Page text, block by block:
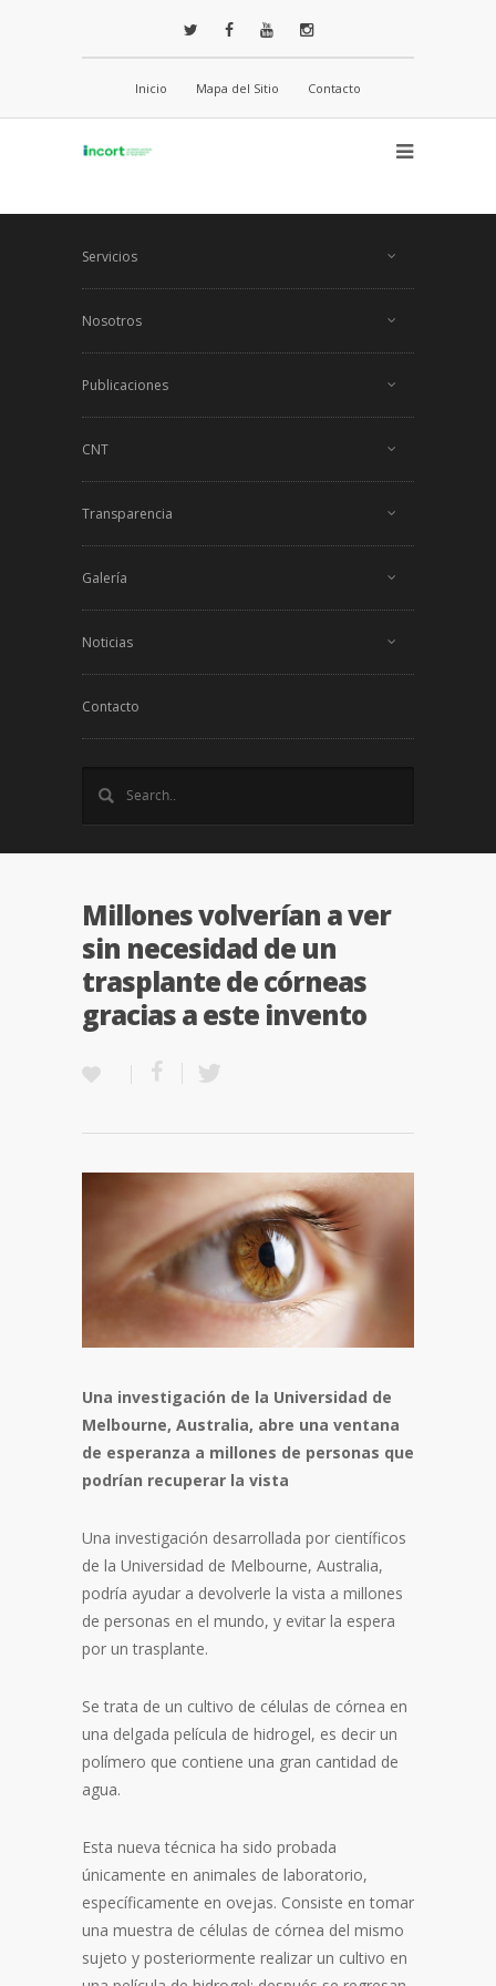
Inicio Mapa del Sitio Contacto
Servicios
Nosotros
Publicaciones
CNT
Transparencia
Galería
Noticias
Contacto
Millones volverían a ver
sin necesidad de un
trasplante de córneas
gracias a este invento
Una investigación de la Universidad de
Melbourne, Australia, abre una ventana
de esperanza a millones de personas que
podrían recuperar la vista
Una investigación desarrollada por científicos
de la Universidad de Melbourne, Australia,
podría ayudar a devolverle la vista a millones
de personas en el mundo, y evitar la espera
por un trasplante.
Se trata de un cultivo de células de córnea en
una delgada película de hidrogel, es decir un
polímero que contiene una gran cantidad de
agua.
Esta nueva técnica ha sido probada
únicamente en animales de laboratorio,
específicamente en ovejas. Consiste en tomar
una muestra de células de córnea del mismo
sujeto y posteriormente realizar un cultivo en